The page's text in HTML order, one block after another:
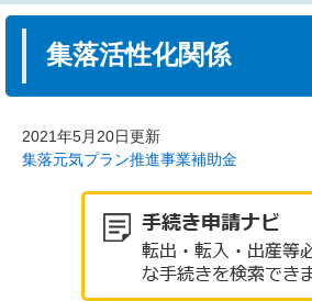
集落活性化関係
2021年5月20日更新
集落元気プラン推進事業補助金